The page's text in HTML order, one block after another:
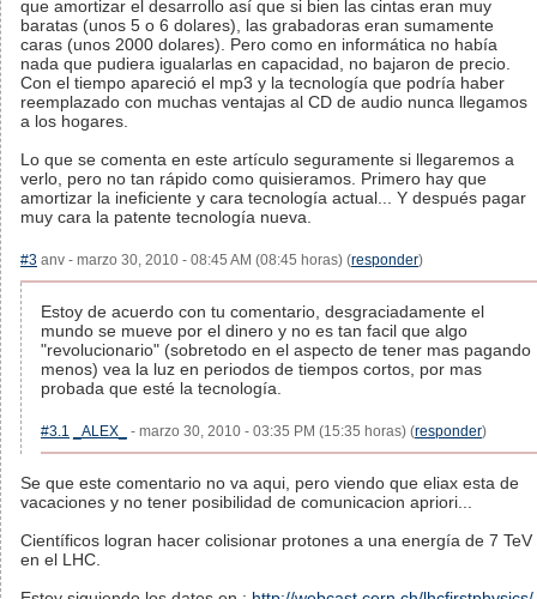
que amortizar el desarrollo así que si bien las cintas eran muy
baratas (unos 5 o 6 dolares), las grabadoras eran sumamente
caras (unos 2000 dolares). Pero como en informática no había
nada que pudiera igualarlas en capacidad, no bajaron de precio.
Con el tiempo apareció el mp3 y la tecnología que podría haber
reemplazado con muchas ventajas al CD de audio nunca llegamos
a los hogares.
Lo que se comenta en este artículo seguramente si llegaremos a
verlo, pero no tan rápido como quisieramos. Primero hay que
amortizar la ineficiente y cara tecnología actual... Y después pagar
muy cara la patente tecnología nueva.
#3 anv - marzo 30, 2010 - 08:45 AM (08:45 horas) (responder)
Estoy de acuerdo con tu comentario, desgraciadamente el
mundo se mueve por el dinero y no es tan facil que algo
"revolucionario" (sobretodo en el aspecto de tener mas pagando
menos) vea la luz en periodos de tiempos cortos, por mas
probada que esté la tecnología.
#3.1 _ALEX_ - marzo 30, 2010 - 03:35 PM (15:35 horas) (responder)
Se que este comentario no va aqui, pero viendo que eliax esta de
vacaciones y no tener posibilidad de comunicacion apriori...
Científicos logran hacer colisionar protones a una energía de 7 TeV
en el LHC.